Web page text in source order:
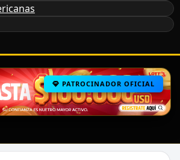
PATROCINADOR OFICIAL